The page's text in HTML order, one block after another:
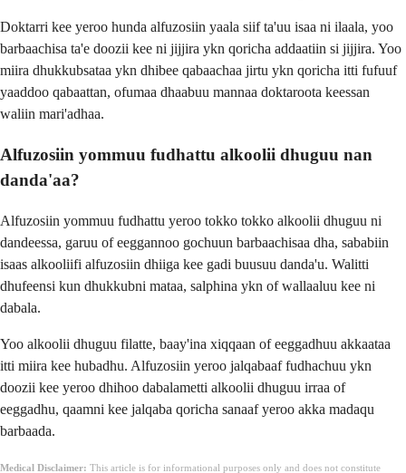
Doktarri kee yeroo hunda alfuzosiin yaala siif ta'uu isaa ni ilaala, yoo
barbaachisa ta'e doozii kee ni jijjira ykn qoricha addaatiin si jijjira. Yoo
miira dhukkubsataa ykn dhibee qabaachaa jirtu ykn qoricha itti fufuuf
yaaddoo qabaattan, ofumaa dhaabuu mannaa doktaroota keessan
waliin mari'adhaa.
Alfuzosiin yommuu fudhattu alkoolii dhuguu nan
danda'aa?
Alfuzosiin yommuu fudhattu yeroo tokko tokko alkoolii dhuguu ni
dandeessa, garuu of eeggannoo gochuun barbaachisaa dha, sababiin
isaas alkooliifi alfuzosiin dhiiga kee gadi buusuu danda'u. Walitti
dhufeensi kun dhukkubni mataa, salphina ykn of wallaaluu kee ni
dabala.
Yoo alkoolii dhuguu filatte, baay'ina xiqqaan of eeggadhuu akkaataa
itti miira kee hubadhu. Alfuzosiin yeroo jalqabaaf fudhachuu ykn
doozii kee yeroo dhihoo dabalametti alkoolii dhuguu irraa of
eeggadhu, qaamni kee jalqaba qoricha sanaaf yeroo akka madaqu
barbaada.
Medical Disclaimer: This article is for informational purposes only and does not constitute